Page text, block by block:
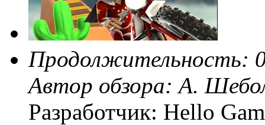
Продолжительность:
Автор обзора:А.
Разработчик: Hello